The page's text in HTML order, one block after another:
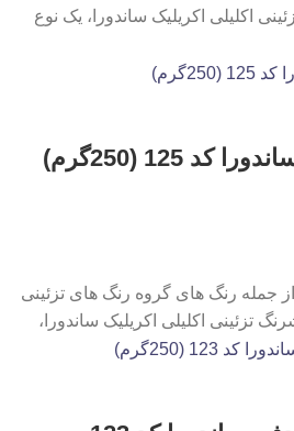
اکلیلی اکریلیک ساندورا، یک نوع
125 (250گرم)
جمله رنگ های گروه رنگ های تزئینی
تزئینی اکلیلی اکریلیک ساندورا،